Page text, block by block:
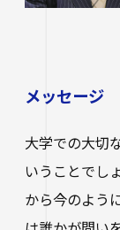
たいし塾
公開シン
その他の
メッセージ
大学での大切
いうことでし
から今のよう